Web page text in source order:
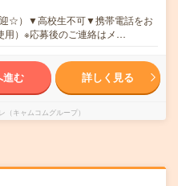
☆）▼高校生不可▼携帯電話をお
用）※応募後のご連絡はメ…
進む 詳しく見る
（キャムコムグループ）